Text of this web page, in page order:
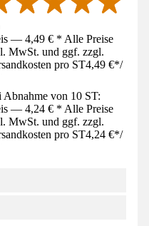
— 4,49 € * Alle Preise
MwSt. und ggf. zzgl.
pro ST4,49 €*/
Abnahme von 10 ST:
— 4,24 € * Alle Preise
MwSt. und ggf. zzgl.
pro ST4,24 €*/